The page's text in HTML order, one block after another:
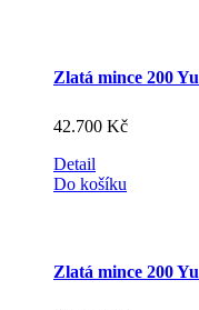
Zlatá mince 200
42.700 Kč
Detail
Do košíku
Zlatá mince 200